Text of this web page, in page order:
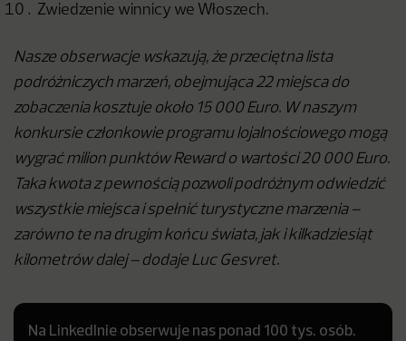
Zwiedzenie winnicy we Włoszech.
Nasze obserwacje wskazują, że przeciętna lista
podróżniczych marzeń, obejmująca 22 miejsca do
zobaczenia kosztuje około 15 000 Euro. W naszym
konkursie członkowie programu lojalnościowego mogą
wygrać milion punktów Reward o wartości 20 000 Euro.
Taka kwota z pewnością pozwoli podróżnym odwiedzić
wszystkie miejsca i spełnić turystyczne marzenia –
zarówno te na drugim końcu świata, jak i kilkadziesiąt
kilometrów dalej – dodaje Luc Gesvret.
Na LinkedInie obserwuje nas ponad 100 tys. osób.